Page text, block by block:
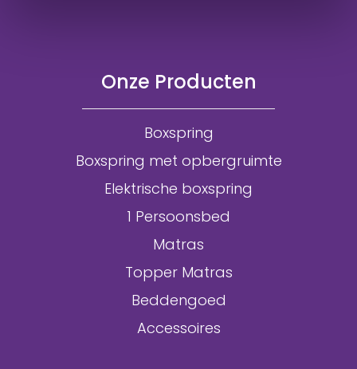
Onze Producten
Boxspring
Boxspring met opbergruimte
Elektrische boxspring
1 Persoonsbed
Matras
Topper Matras
Beddengoed
Accessoires